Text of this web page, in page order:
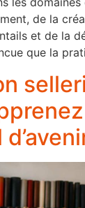
de la
et de la
que la